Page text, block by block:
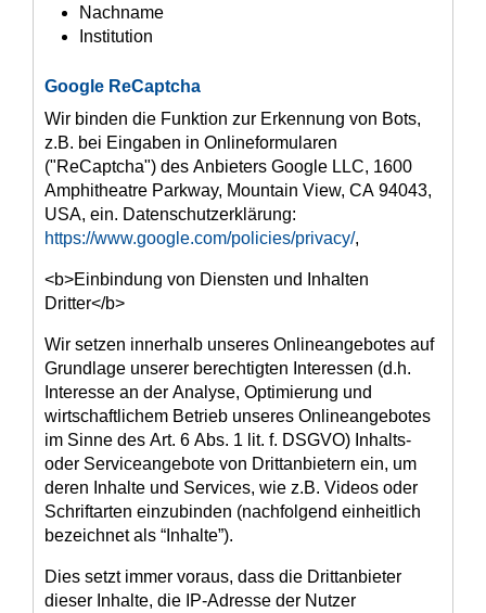
Nachname
Institution
Google ReCaptcha
Wir binden die Funktion zur Erkennung von Bots,
z.B. bei Eingaben in Onlineformularen
("ReCaptcha") des Anbieters Google LLC, 1600
Amphitheatre Parkway, Mountain View, CA 94043,
USA, ein. Datenschutzerklärung:
https://www.google.com/policies/privacy/,
<b>Einbindung von Diensten und Inhalten
Dritter</b>
Wir setzen innerhalb unseres Onlineangebotes auf
Grundlage unserer berechtigten Interessen (d.h.
Interesse an der Analyse, Optimierung und
wirtschaftlichem Betrieb unseres Onlineangebotes
im Sinne des Art. 6 Abs. 1 lit. f. DSGVO) Inhalts-
oder Serviceangebote von Drittanbietern ein, um
deren Inhalte und Services, wie z.B. Videos oder
Schriftarten einzubinden (nachfolgend einheitlich
bezeichnet als “Inhalte”).
Dies setzt immer voraus, dass die Drittanbieter
dieser Inhalte, die IP-Adresse der Nutzer